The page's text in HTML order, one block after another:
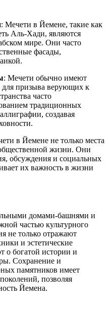
: Мечети в Йемене, такие как
Аль-Хади, являются
мире. Они часто
фасады,
: Мечети обычно имеют
для призыва верующих к
часто
традиционных
создавая
в Йемене не только места
жизни. Они
обсуждения и социальных
их важность в жизни
домами-башнями и
частью культурного
не только отражают
и эстетические
о богатой истории и
Сохранение и
памятников имеет
позволяя
Йемена.